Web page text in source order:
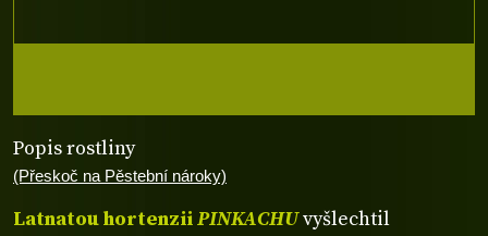
Popis rostliny
(Přeskoč na Pěstební nároky)
Latnatou hortenziiPINKACHUvyšlechtil